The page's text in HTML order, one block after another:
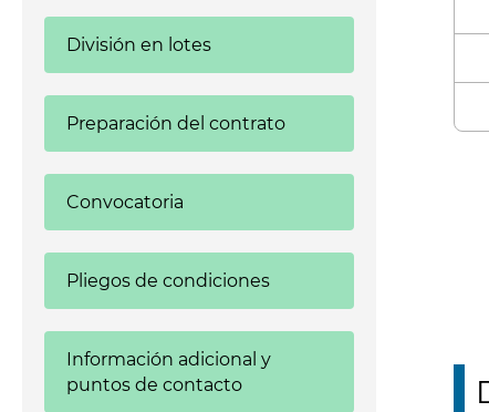
División en lotes
Preparación del contrato
Convocatoria
Pliegos de condiciones
Información adicional y
puntos de contacto